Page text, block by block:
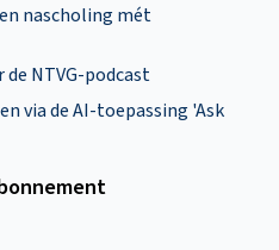
nascholing mét
NTVG-podcast
via de AI-toepassing 'Ask